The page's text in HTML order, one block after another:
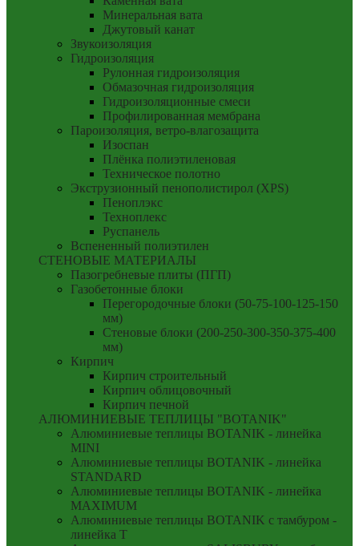
Минеральная вата
Джутовый канат
Звукоизоляция
Гидроизоляция
Рулонная гидроизоляция
Обмазочная гидроизоляция
Гидроизоляционные смеси
Профилированная мембрана
Пароизоляция, ветро-влагозащита
Изоспан
Плёнка полиэтиленовая
Техническое полотно
Экструзионный пенополистирол (XPS)
Пеноплэкс
Техноплекс
Руспанель
Вспененный полиэтилен
СТЕНОВЫЕ МАТЕРИАЛЫ
Пазогребневые плиты (ПГП)
Газобетонные блоки
Перегородочные блоки (50-75-100-125-150
мм)
Стеновые блоки (200-250-300-350-375-400
мм)
Кирпич
Кирпич строительный
Кирпич облицовочный
Кирпич печной
АЛЮМИНИЕВЫЕ ТЕПЛИЦЫ "BOTANIK"
Алюминиевые теплицы BOTANIK - линейка
MINI
Алюминиевые теплицы BOTANIK - линейка
STANDARD
Алюминиевые теплицы BOTANIK - линейка
MAXIMUM
Алюминиевые теплицы BOTANIK с тамбуром -
линейка T